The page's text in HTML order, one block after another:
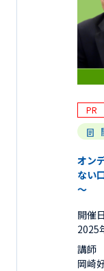
PR
オン
ない
～
開催
2025
講師
岡崎